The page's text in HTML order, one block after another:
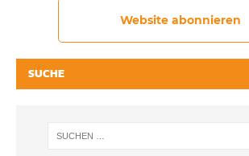
Website abonnieren
SUCHE